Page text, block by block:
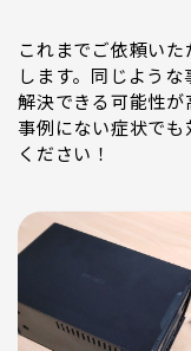
これまでご依頼い
します。同じような
解決できる可能性が
事例にない症状で
ください！